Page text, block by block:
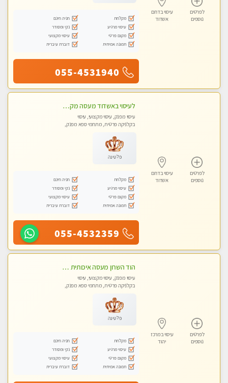
לפרטים
נוספים
עיסוי בדרום
אשדוד
מקלחת
חניה חינם
עיסוי מרגיע
נקי ומסודר
מקום פרטי
עיסוי מקצועי
תמונה אמיתית
דוברת עיברית
055-4531940
לפרטים
נוספים
עיסוי בדרום
אשדוד
לעיסוי באשדוד מעסה מקצועית צעירה ואיכותית פרטי!!!
עיסוי מפנק, עיסוי מקצועי, עיסוי
בקלניקה פרטית, מתחמי ספא מפנק,
פלטינה
מקלחת
חניה חינם
עיסוי מרגיע
נקי ומסודר
מקום פרטי
עיסוי מקצועי
תמונה אמיתית
דוברת עיברית
055-4532359
לפרטים
נוספים
עיסוי במרכז
יהוד
הוד השרון מעסה איכותית מפנקת ומקצועית לעיסוי חלומי .....
עיסוי מפנק, עיסוי מקצועי, עיסוי
בקלניקה פרטית, מתחמי ספא מפנק,
פלטינה
מקלחת
חניה חינם
עיסוי מרגיע
נקי ומסודר
מקום פרטי
עיסוי מקצועי
תמונה אמיתית
דוברת עיברית